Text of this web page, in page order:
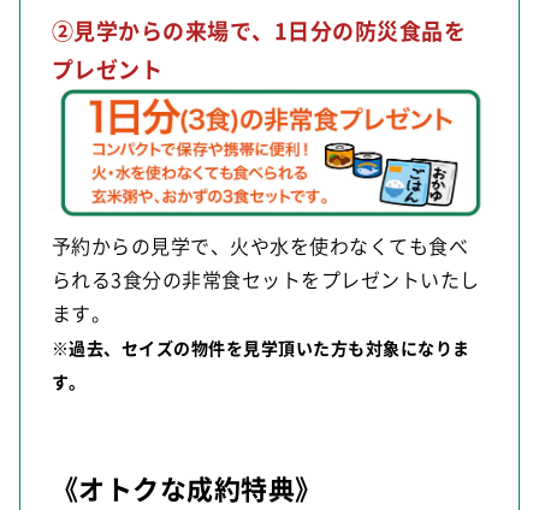
②見学からの来場で、1日分の防災食品を
プレゼント
予約からの見学で、火や水を使わなくても食べ
られる3食分の非常食セットをプレゼントいたし
ます。
※過去、セイズの物件を見学頂いた方も対象になりま
す。
《オトクな成約特典》